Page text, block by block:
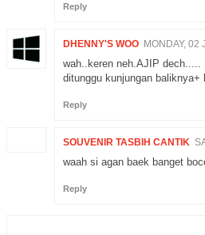
Reply
DHENNY'S WOO MONDAY, 02
wah..keren neh.AJIP dech.....
ditunggu kunjungan
Reply
SOUVENIR TASBIH CANTIK
waah si agan baek banget
Reply